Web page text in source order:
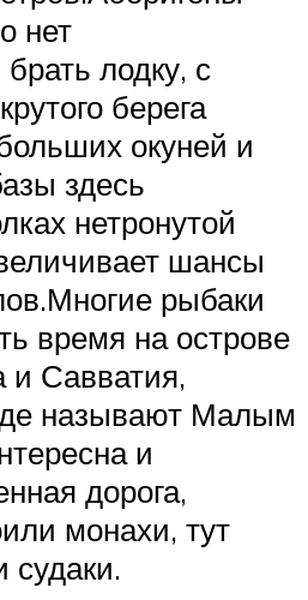
нет
лодку, с
берега
окуней и
здесь
нетронутой
шансы
рыбаки
время на острове
Савватия,
называют Малым
и
дорога,
монахи, тут
судаки.